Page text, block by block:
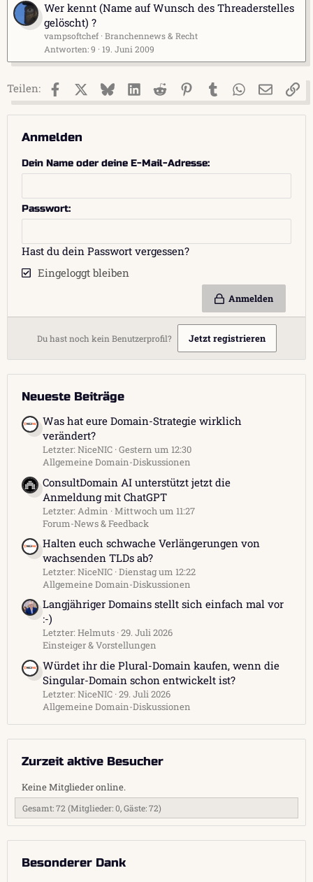
Wer kennt (Name auf Wunsch des Threaderstelles
gelöscht) ?
vampsoftchef Branchennews & Recht
Antworten 9 19. Juni 2009
Teilen: FacebookX (Twitter)
BlueskyLinkedIn
Reddit PinterestTumblr WhatsApp
E-Mail
Anmelden
Dein Name oder deine E-Mail-Adresse
Passwort
Hast du dein Passwort vergessen?
Eingeloggt bleiben
Anmelden
Du hast noch kein Benutzerprofil? Jetzt registrieren
Neueste Beiträge
Was hat eure Domain-Strategie wirklich
verändert?
Letzter: NiceNIC Gestern um 12:30
Allgemeine Domain-Diskussionen
ConsultDomain AI unterstützt jetzt die
Anmeldung mit ChatGPT
Letzter: Admin Mittwoch um 11:27
Forum-News & Feedback
Halten euch schwache Verlängerungen von
wachsenden TLDs ab?
Letzter: NiceNIC Dienstag um 12:22
Allgemeine Domain-Diskussionen
Langjähriger Domains stellt sich einfach mal vor
:-)
Letzter: Helmuts 29. Juli 2026
Einsteiger & Vorstellungen
Würdet ihr die Plural-Domain kaufen, wenn die
Singular-Domain schon entwickelt ist?
Letzter: NiceNIC 29. Juli 2026
Allgemeine Domain-Diskussionen
Zurzeit aktive Besucher
Keine Mitglieder online.
Gesamt: 72 (Mitglieder: 0, Gäste: 72)
Besonderer Dank